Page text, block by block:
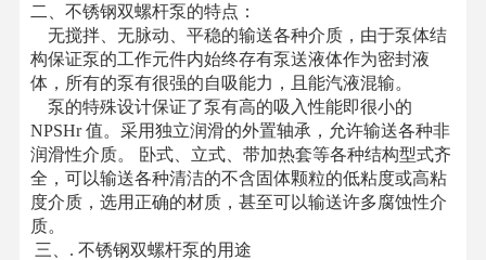
二、不锈钢双螺杆泵的特点：
无搅拌、无脉动、平稳的输送各种介质，由于泵体结
构保证泵的工作元件内始终存有泵送液体作为密封液
体，所有的泵有很强的自吸能力，且能汽液混输。
泵的特殊设计保证了泵有高的吸入性能即很小的
NPSHr 值。采用独立润滑的外置轴承，允许输送各种非
润滑性介质。 卧式、立式、带加热套等各种结构型式齐
全，可以输送各种清洁的不含固体颗粒的低粘度或高粘
度介质，选用正确的材质，甚至可以输送许多腐蚀性介
质。
三、. 不锈钢双螺杆泵的用途